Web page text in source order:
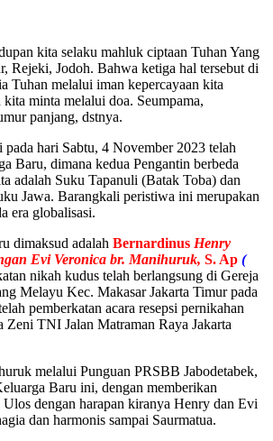
kita selaku mahluk ciptaan Tuhan Yang
Rejeki, Jodoh. Bahwa ketiga hal tersebut di
Tuhan melalui iman kepercayaan kita
minta melalui doa. Seumpama,
panjang, dstnya.
hari Sabtu, 4 November 2023 telah
Baru, dimana kedua Pengantin berbeda
adalah Suku Tapanuli (Batak Toba) dan
Jawa. Barangkali peristiwa ini merupakan
era globalisasi.
dimaksud adalah Bernardinus Henry
Evi Veronica br. Manihuruk, S. Ap (
nikah kudus telah berlangsung di Gereja
Melayu Kec. Makasar Jakarta Timur pada
pemberkatan acara resepsi pernikahan
Zeni TNI Jalan Matraman Raya Jakarta
melalui Punguan PRSBB Jabodetabek,
Baru ini, dengan memberikan
Ulos dengan harapan kiranya Henry dan Evi
dan harmonis sampai Saurmatua.